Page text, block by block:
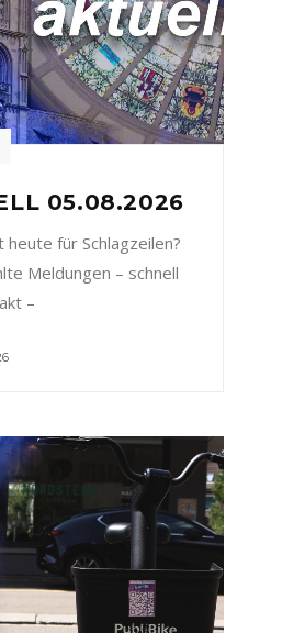
05.08.2026
für Schlagzeilen?
Meldungen – schnell
–